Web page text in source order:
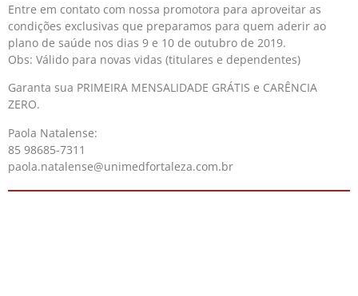
Entre em contato com nossa promotora para aproveitar as
condições exclusivas que preparamos para quem aderir ao
plano de saúde nos dias 9 e 10 de outubro de 2019.
Obs: Válido para novas vidas (titulares e dependentes)
Garanta sua PRIMEIRA MENSALIDADE GRÁTIS e CARÊNCIA
ZERO.
Paola Natalense:
85 98685-7311
paola.natalense@unimedfortaleza.com.br